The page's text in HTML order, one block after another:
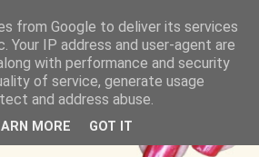
from Google to deliver its services
Your IP address and user-agent are
with performance and security
of service, generate usage
and address abuse.
MORE GOT IT